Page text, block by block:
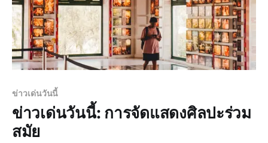
ข่าวเด่นวันนี้
ข่าวเด่นวันนี้: การจัดแสดงศิลปะร่วม
สมัย